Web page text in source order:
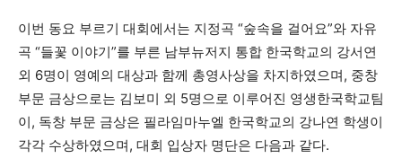
이번 동요 부르기 대회에서는 지정곡 “숲속을 걸어요”와 자유
곡 “들꽃 이야기”를 부른 남부뉴저지 통합 한국학교의 강서연
외 6명이 영예의 대상과 함께 총영사상을 차지하였으며, 중창
부문 금상으로는 김보미 외 5명으로 이루어진 영생한국학교팀
이, 독창 부문 금상은 필라임마누엘 한국학교의 강나연 학생이
각각 수상하였으며, 대회 입상자 명단은 다음과 같다.